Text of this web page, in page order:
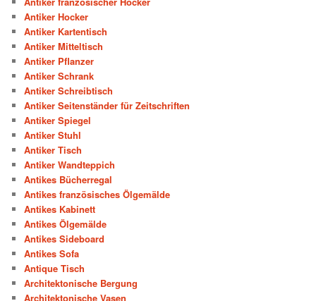
Antiker Hocker
Antiker Kartentisch
Antiker Mitteltisch
Antiker Pflanzer
Antiker Schrank
Antiker Schreibtisch
Antiker Seitenständer für Zeitschriften
Antiker Spiegel
Antiker Stuhl
Antiker Tisch
Antiker Wandteppich
Antikes Bücherregal
Antikes französisches Ölgemälde
Antikes Kabinett
Antikes Ölgemälde
Antikes Sideboard
Antikes Sofa
Antique Tisch
Architektonische Bergung
Architektonische Vasen